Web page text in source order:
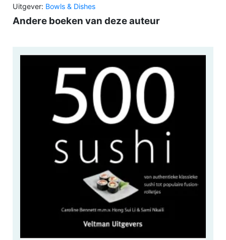
Uitgever: Bowls & Dishes
Andere boeken van deze auteur